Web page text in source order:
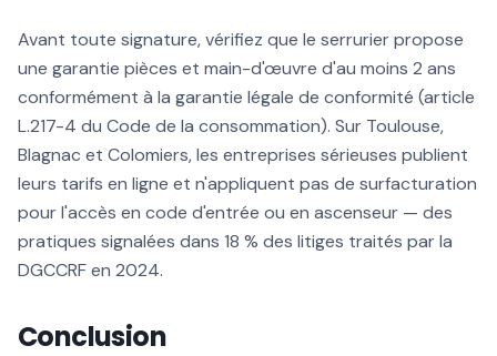
Avant toute signature, vérifiez que le serrurier propose
une garantie pièces et main-d'œuvre d'au moins 2 ans
conformément à la garantie légale de conformité (article
L.217-4 du Code de la consommation). Sur Toulouse,
Blagnac et Colomiers, les entreprises sérieuses publient
leurs tarifs en ligne et n'appliquent pas de surfacturation
pour l'accès en code d'entrée ou en ascenseur — des
pratiques signalées dans 18 % des litiges traités par la
DGCCRF en 2024.
Conclusion